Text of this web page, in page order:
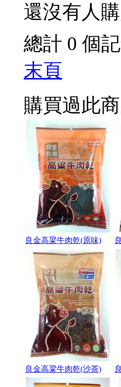
還沒有人
總計 0 個
末頁
購買過此
良金高粱牛肉乾(原味)
良金高粱牛肉乾(沙茶)